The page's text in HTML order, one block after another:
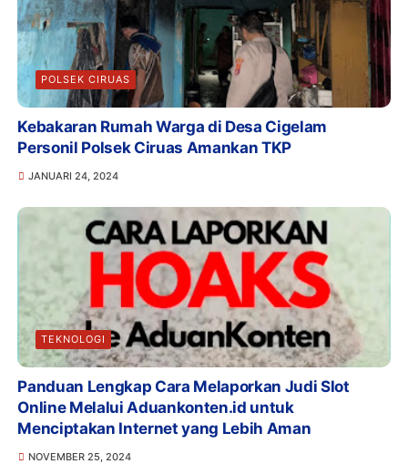
POLSEK CIRUAS
Kebakaran Rumah Warga di Desa Cigelam
Personil Polsek Ciruas Amankan TKP
JANUARI 24, 2024
TEKNOLOGI
Panduan Lengkap Cara Melaporkan Judi Slot
Online Melalui Aduankonten.id untuk
Menciptakan Internet yang Lebih Aman
NOVEMBER 25, 2024